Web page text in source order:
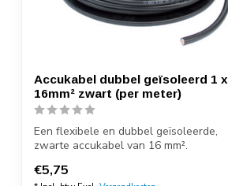
Accukabel dubbel geïsoleerd 1 x
16mm² zwart (per meter)
Een flexibele en dubbel geïsoleerde,
zwarte accukabel van 16 mm².
€5,75